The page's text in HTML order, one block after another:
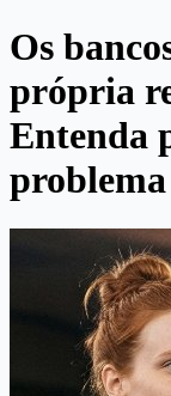
Os
própria
Entenda
problema